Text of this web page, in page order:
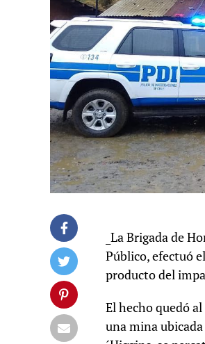
_La Brigada de
Público, efectuó
producto del
El hecho quedó
una mina